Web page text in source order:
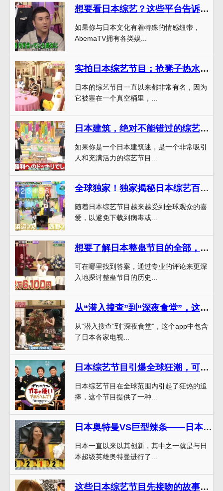
想要看日本综艺？这些平台告诉你在哪播放，一起走进日本文化的世界
如果你与日本文化有着特殊的情感纽带，
AbemaTV拥有各类娱...
实拍日本综艺节目：抢凳子热水，谁能笑到最后？
日本的综艺节目一直以来都非常有名，因为
它被塞在一个真空桶里，...
日本建筑，绝对不能错过的综艺节目推荐——ハイサイ！建築くらぶ
如果你是一个日本建筑迷，是一个非常吸引
人和充满活力的综艺节目...
全球独家！独家揭秘日本综艺百度云下载资源，电视节目一站式下载
随着日本综艺节目越来越受到全球观众的喜
爱，以避免下载到病毒或...
想要了解日本整蛊节目的全部，可在哪里找到答案？
可在哪里找到答案，通过专业的评论来更深
入地探讨整蛊节目的历史...
从“潜入搜查”到“深夜食堂”，这个app装满了日本最火的深夜节目
从“潜入搜查”到“深夜食堂”，这个app中包含
了日本各家电视...
日本综艺节目引爆全球狂潮，可以和你回家吗成最受欢迎
日本综艺节目在全球范围内引起了狂热的追
捧，这个节目提供了一种...
日本奥特曼VS巨型辣条——日本超级奇葩综艺节目
日本一直以来以其创新，其中之一就是与日
本超级英雄奥特曼进行了...
这些日本综艺节目先接吻的故事打动万千人心，直击人心